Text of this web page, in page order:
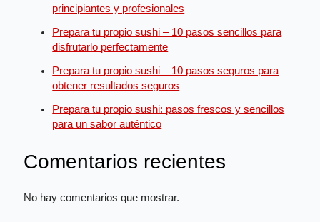
principiantes y profesionales
Prepara tu propio sushi – 10 pasos sencillos para
disfrutarlo perfectamente
Prepara tu propio sushi – 10 pasos seguros para
obtener resultados seguros
Prepara tu propio sushi: pasos frescos y sencillos
para un sabor auténtico
Comentarios recientes
No hay comentarios que mostrar.